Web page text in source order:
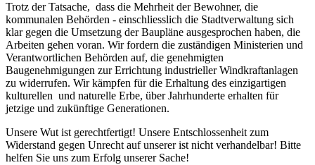
Trotz der Tatsache, dass die Mehrheit der Bewohner, die
kommunalen Behörden - einschliesslich die Stadtverwaltung sich
klar gegen die Umsetzung der Baupläne ausgesprochen haben, die
Arbeiten gehen voran. Wir fordern die zuständigen Ministerien und
Verantwortlichen Behörden auf, die genehmigten
Baugenehmigungen zur Errichtung industrieller Windkraftanlagen
zu widerrufen. Wir kämpfen für die Erhaltung des einzigartigen
kulturellen und naturelle Erbe, über Jahrhunderte erhalten für
jetzige und zukünftige Generationen.
Unsere Wut ist gerechtfertigt! Unsere Entschlossenheit zum
Widerstand gegen Unrecht auf unserer ist nicht verhandelbar! Bitte
helfen Sie uns zum Erfolg unserer Sache!